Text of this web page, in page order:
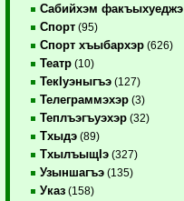
Сабийхэм факъыхуеджэ
Спорт (95)
Спорт хъыбархэр (626)
Театр (10)
ТекIуэныгъэ (127)
Телеграммэхэр (3)
Теплъэгъуэхэр (32)
Тхыдэ (89)
ТхылъыщIэ (327)
Узыншагъэ (135)
Указ (158)